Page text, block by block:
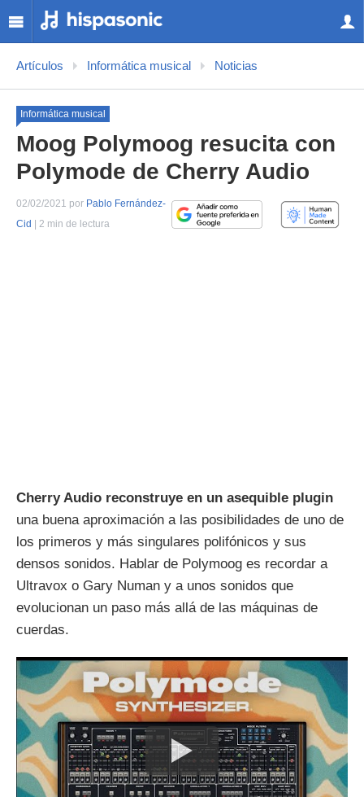
Artículos Informática musical Noticias
Informática musical
Moog Polymoog resucita con
Polymode de Cherry Audio
02/02/2021 por Pablo Fernández-
Cid
| 2 min de lectura
Cherry Audio reconstruye en un asequible plugin
una buena aproximación a las posibilidades de uno de
los primeros y más singulares polifónicos y sus
densos sonidos. Hablar de Polymoog es recordar a
Ultravox o Gary Numan y a unos sonidos que
evolucionan un paso más allá de las máquinas de
cuerdas.